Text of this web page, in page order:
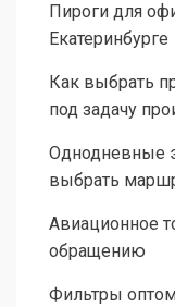
Пироги для
Екатеринбурге
Как выбрать
под задачу
Однодневные
выбрать
Авиационное
обращению
Фильтры